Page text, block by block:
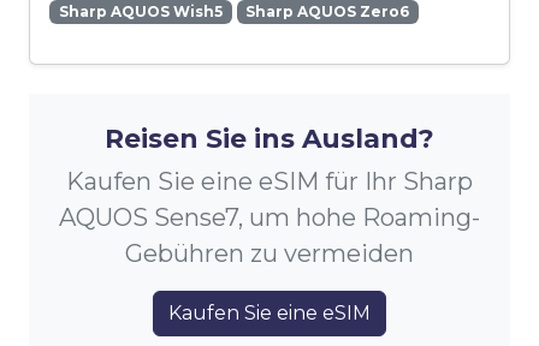
Sharp AQUOS Wish5
Sharp AQUOS Zero6
Reisen Sie ins Ausland?
Kaufen Sie eine eSIM für Ihr Sharp
AQUOS Sense7, um hohe Roaming-
Gebühren zu vermeiden
Kaufen Sie eine eSIM